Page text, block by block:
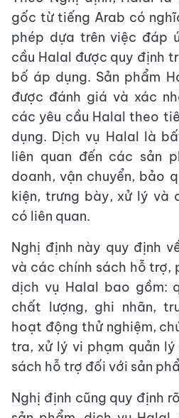
gốc từ tiếng Arab có
phép dựa trên việc đáp
cầu Halal được quy định
bố áp dụng. Sản phẩm
được đánh giá và xác
các yêu cầu Halal theo
dụng. Dịch vụ Halal là
liên quan đến các sản
doanh, vận chuyển, bảo
kiện, trưng bày, xử lý và
có liên quan.
Nghị định này quy định
và các chính sách hỗ trợ,
dịch vụ Halal bao gồm:
chất lượng, ghi nhãn,
hoạt động thử nghiệm,
tra, xử lý vi phạm quản
sách hỗ trợ đối với sản
Nghị định cũng quy định